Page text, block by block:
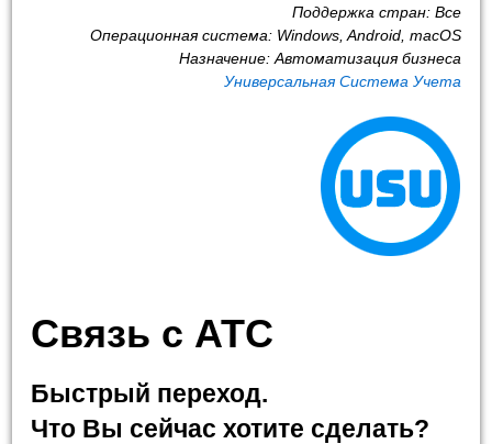
Поддержка стран: Все
Операционная система: Windows, Android, macOS
Назначение: Автоматизация бизнеса
Универсальная Система Учета
Связь с АТС
Быстрый переход.
Что Вы сейчас хотите сделать?